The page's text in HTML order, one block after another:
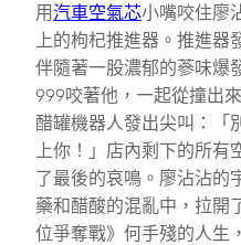
用汽車空氣芯小嘴咬住廖
上的枸杞推進器。推進器
伴隨著一股濃郁的蔘味爆
999咬著他，一起從撞出
醋罐機器人發出尖叫：「
上你！」店內剩下的所有
了最後的哀鳴。廖沾沾的
藥和醋酸的混亂中，拉開
位爭奪戰》何手殘的人生